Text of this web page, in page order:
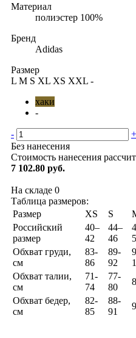
Материал
полиэстер 100%
Бренд
Adidas
Размер
L M S XL XS XXL -
хаки
-
- +
Без нанесения
Стоимость нанесения
7 102.80 руб.
На складе 0
Таблица размеров:
Размер
XS S
Российский
размер
40–
42
44–
46
Обхват груди,
см
83-
86
89-
92
Обхват талии,
см
71-
74
77-
80
Обхват бедер,
см
82-
85
88-
91